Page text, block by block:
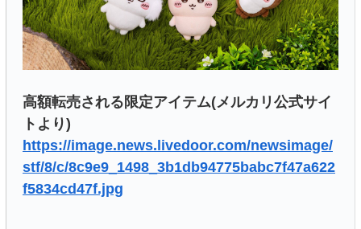
高額転売される限定アイテム(メルカリ公式サイ
トより)
https://image.news.livedoor.com/newsimage/
stf/8/c/8c9e9_1498_3b1db94775babc7f47a622
f5834cd47f.jpg